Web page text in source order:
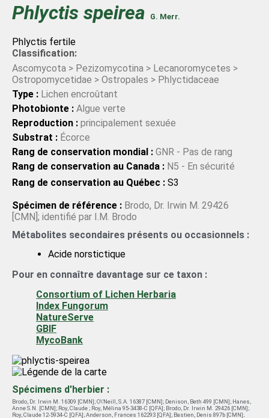
Phlyctis speirea G. Merr.
Phlyctis fertile
Classification:
Ascomycota > Pezizomycotina > Lecanoromycetes >
Ostropomycetidae > Ostropales > Phlyctidaceae
Type : Lichen encroûtant
Photobionte : Algue verte
Reproduction : principalement sexuée
Substrat : Écorce
Rang de conservation mondial : GNR - Pas de rang
Rang de conservation au Canada : N5 - En sécurité
Rang de conservation au Québec : S3
Spécimen de référence : Brodo, Dr. Irwin M. 29426
[CMN]; identifié par I.M. Brodo
Métabolites secondaires présents ou occasionnels :
Acide norstictique
Pour en connaître davantage sur ce taxon :
Consortium of Lichen Herbaria
Index Fungorum
NatureServe
GBIF
MycoBank
Spécimens d'herbier :
Brodo, Dr. Irwin M. 16309 [CMN];O\'Neill, S.A. 16387 [CMN]; Denison, Beth 499 [CMN]; Hanes,
Anne S.N. [CMN]; Roy, Claude ; Roy, Mélina 95-3438-C [QFA]; Brodo, Dr. Irwin M. 29426 [CMN];
Roy, Claude 12-5934-C [QFA];Anderson, Frances 162293 [QFA]; Bastien, Denis 897b [CMN];